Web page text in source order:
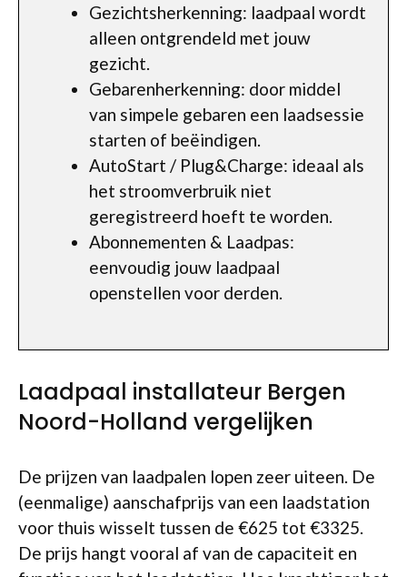
Gezichtsherkenning: laadpaal wordt
alleen ontgrendeld met jouw
gezicht.
Gebarenherkenning: door middel
van simpele gebaren een laadsessie
starten of beëindigen.
AutoStart / Plug&Charge: ideaal als
het stroomverbruik niet
geregistreerd hoeft te worden.
Abonnementen & Laadpas:
eenvoudig jouw laadpaal
openstellen voor derden.
Laadpaal installateur Bergen
Noord-Holland vergelijken
De prijzen van laadpalen lopen zeer uiteen. De
(eenmalige) aanschafprijs van een laadstation
voor thuis wisselt tussen de €625 tot €3325.
De prijs hangt vooral af van de capaciteit en